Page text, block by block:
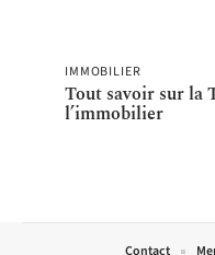
IMMOBILIER
Tout savoir sur la
l’immobilier
Contact